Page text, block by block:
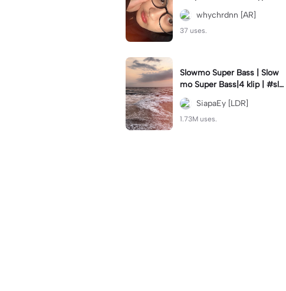
ndtiktiktok #ekspresikanjan
uari whychrdnn [AR]
37 uses.
Slowmo Super Bass | Slow
mo Super Bass|4 klip | #slo
wmo #velocity #trend #tre
ndtiktok #siapaey
SiapaEy [LDR]
1.73M uses.